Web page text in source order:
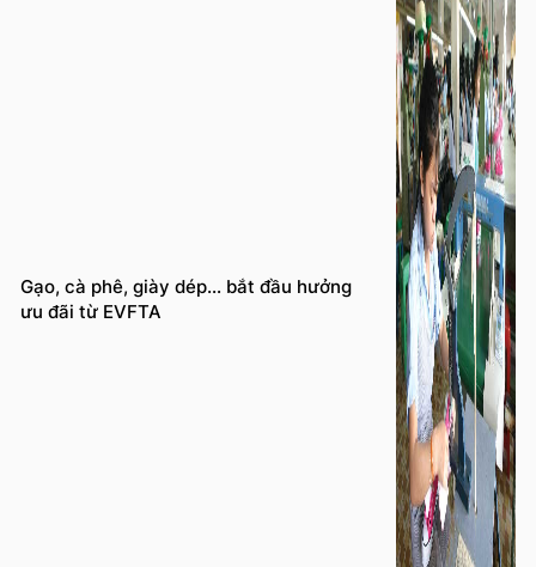
Gạo, cà phê, giày dép… bắt đầu hưởng
ưu đãi từ EVFTA